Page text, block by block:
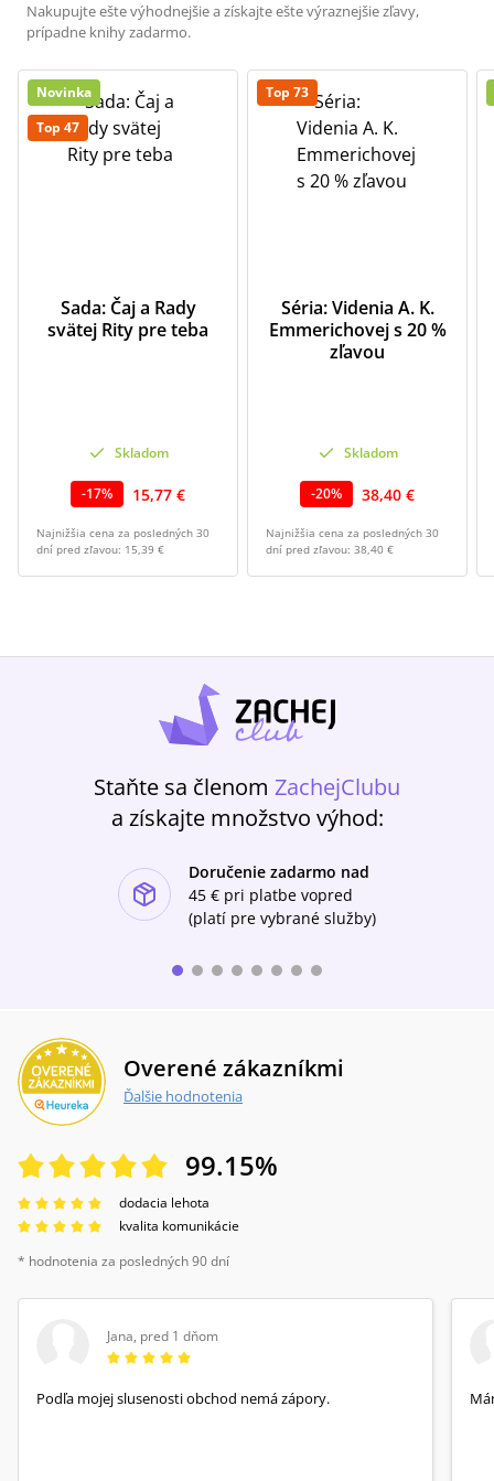
Nakupujte ešte výhodnejšie a získajte ešte výraznejšie zľavy,
prípadne knihy zadarmo.
Novinka
Top 47
Sada: Čaj a Rady
svätej Rity pre teba
Skladom
-17% 15,77 €
Najnižšia cena za posledných 30
dní pred zľavou: 15,39 €
Top 73
Séria: Videnia A. K.
Emmerichovej s 20 %
zľavou
Skladom
-20% 38,40 €
Najnižšia cena za posledných 30
dní pred zľavou: 38,40 €
Staňte sa členom ZachejClubu
a získajte množstvo výhod:
Doručenie zadarmo nad
45 € pri platbe vopred
(platí pre vybrané služby)
Overené zákazníkmi
Ďalšie hodnotenia
99.15%
dodacia lehota
kvalita komunikácie
* hodnotenia za posledných 90 dní
Jana, pred 1 dňom
Podľa mojej slusenosti obchod nemá zápory.